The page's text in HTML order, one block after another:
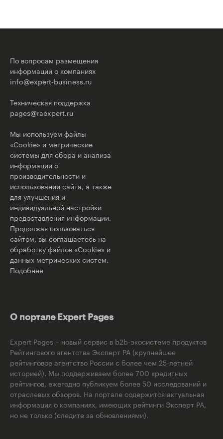
По вопросам размещения
информации о компаниях
info@expert-business.ru
Техническая поддержка
pages@raexpert.ru
Мы используем файлы
«Cookie» и метрические
системы для сбора и анализа
информации о
производительности и
использовании сайта, а также
для улучшения и
индивидуальной настройки
предоставления информации.
Продолжая пользоваться
сайтом, вы соглашаетесь на
обработку файлов «Cookie» и
данных метрических систем.
Подобнее
О портале Expert Pages
Expert Pages – новый сервис в b2b-экосистеме продуктов
Рейтингового агентства Эксперт РА (крупнейшее
рейтинговое агентство России с более чем 25-летней
историей). Мы поддерживаем более 700 кредитных
рейтингов, ежегодно публикуем более 50 исследований и
отраслевых обзоров. На портале содержится актуальная
информация о компаниях, имеющих рейтинги Эксперт РА,
но не только (следите за обновлениями).